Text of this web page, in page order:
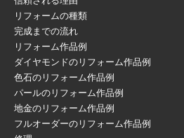
リフォームの種類
完成までの流れ
リフォーム作品例
ダイヤモンドのリフォーム作品例
色石のリフォーム作品例
パールのリフォーム作品例
地金のリフォーム作品例
フルオーダーのリフォーム作品例